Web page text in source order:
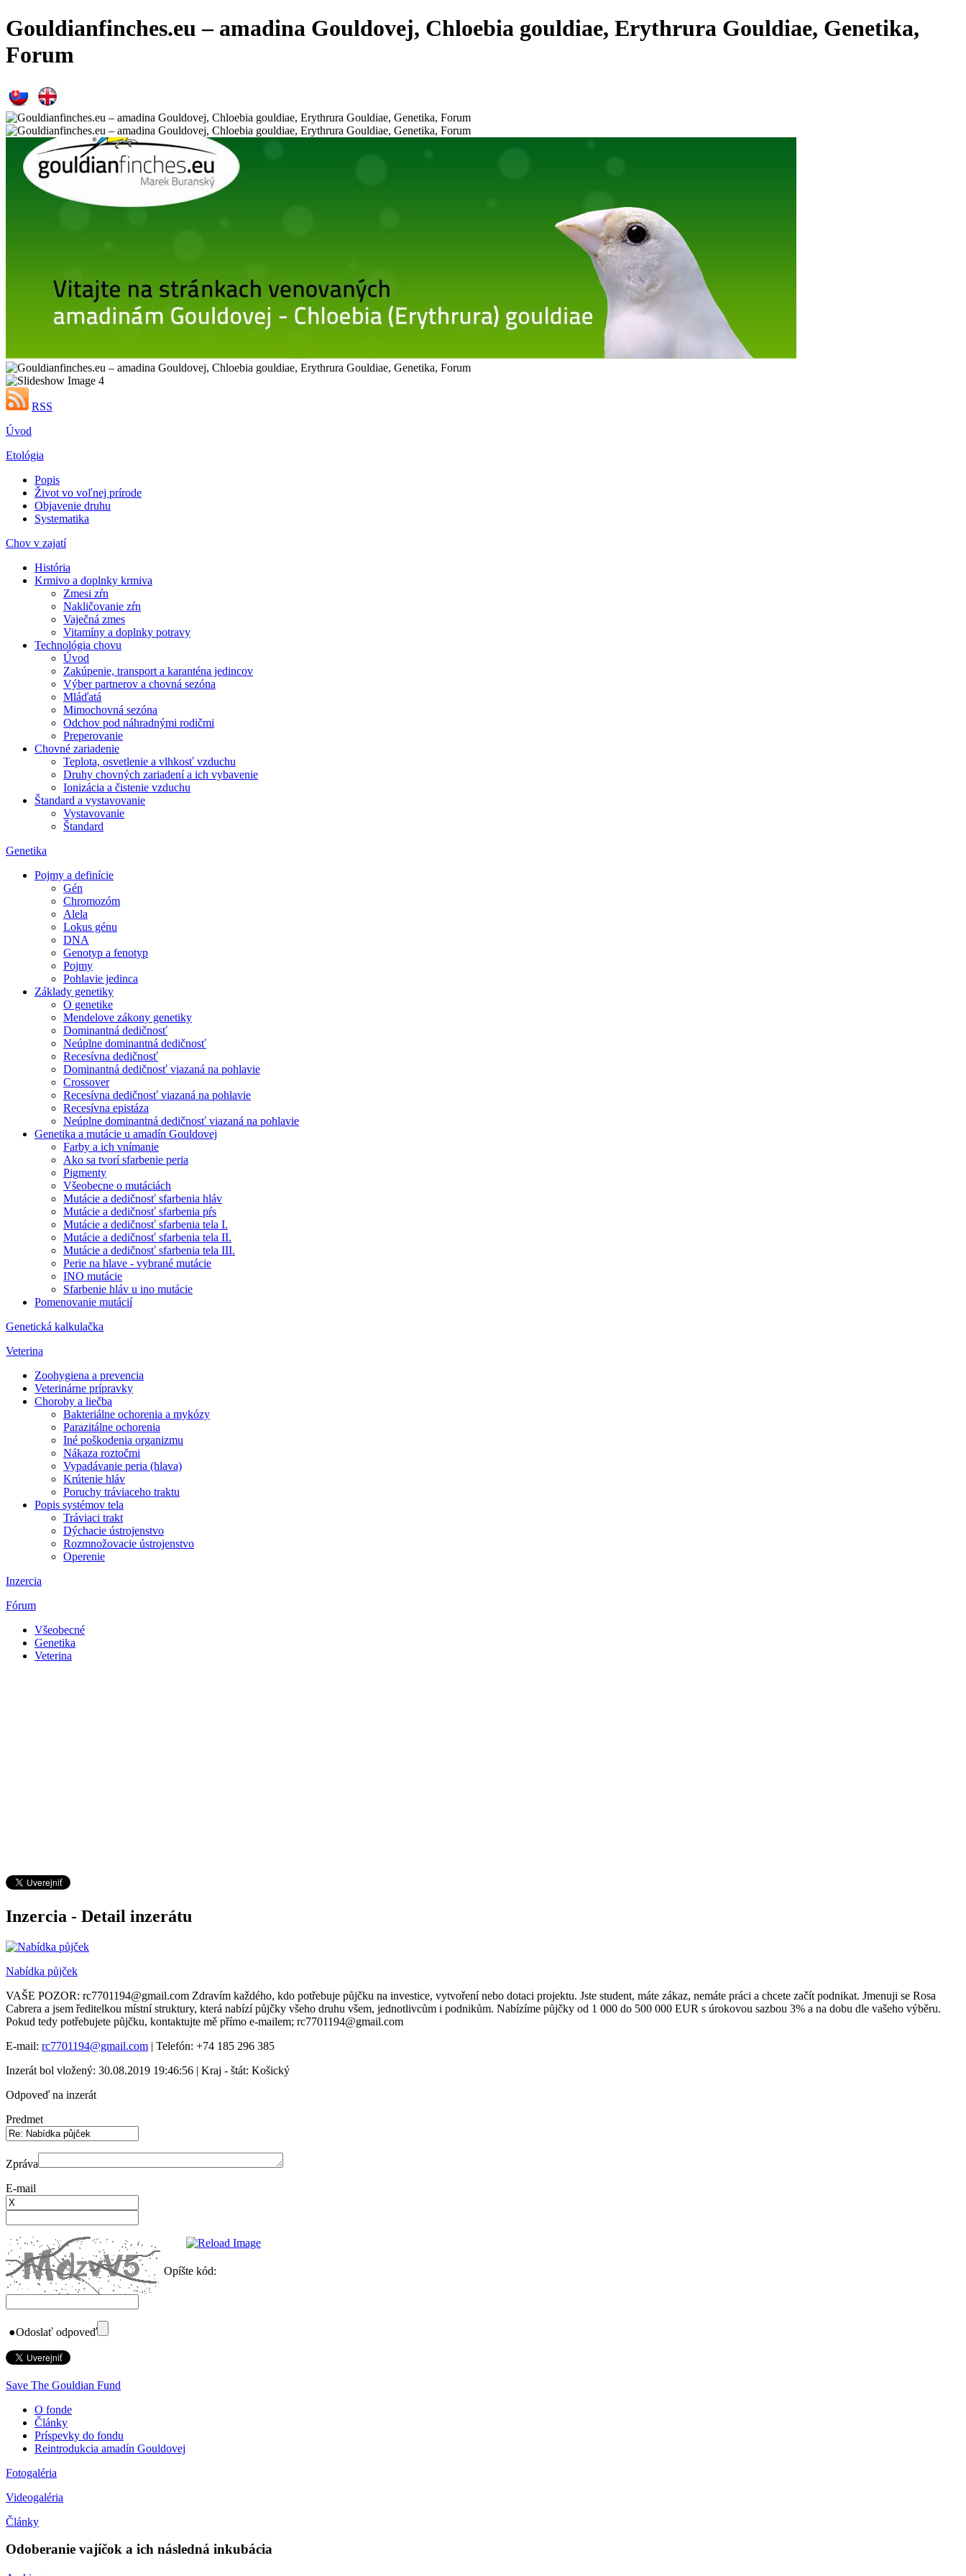
Gouldianfinches.eu – amadina Gouldovej, Chloebia gouldiae, Erythrura Gouldiae, Genetika,
Forum
RSS
Úvod
Etológia
Popis
Život vo voľnej prírode
Objavenie druhu
Systematika
Chov v zajatí
História
Krmivo a doplnky krmiva
Zmesi zŕn
Nakličovanie zŕn
Vaječná zmes
Vitamíny a doplnky potravy
Technológia chovu
Úvod
Zakúpenie, transport a karanténa jedincov
Výber partnerov a chovná sezóna
Mláďatá
Mimochovná sezóna
Odchov pod náhradnými rodičmi
Preperovanie
Chovné zariadenie
Teplota, osvetlenie a vlhkosť vzduchu
Druhy chovných zariadení a ich vybavenie
Ionizácia a čistenie vzduchu
Štandard a vystavovanie
Vystavovanie
Štandard
Genetika
Pojmy a definície
Gén
Chromozóm
Alela
Lokus génu
DNA
Genotyp a fenotyp
Pojmy
Pohlavie jedinca
Základy genetiky
O genetike
Mendelove zákony genetiky
Dominantná dedičnosť
Neúplne dominantná dedičnosť
Recesívna dedičnosť
Dominantná dedičnosť viazaná na pohlavie
Crossover
Recesívna dedičnosť viazaná na pohlavie
Recesívna epistáza
Neúplne dominantná dedičnosť viazaná na pohlavie
Genetika a mutácie u amadín Gouldovej
Farby a ich vnímanie
Ako sa tvorí sfarbenie peria
Pigmenty
Všeobecne o mutáciách
Mutácie a dedičnosť sfarbenia hláv
Mutácie a dedičnosť sfarbenia pŕs
Mutácie a dedičnosť sfarbenia tela I.
Mutácie a dedičnosť sfarbenia tela II.
Mutácie a dedičnosť sfarbenia tela III.
Perie na hlave - vybrané mutácie
INO mutácie
Sfarbenie hláv u ino mutácie
Pomenovanie mutácií
Genetická kalkulačka
Veterina
Zoohygiena a prevencia
Veterinárne prípravky
Choroby a liečba
Bakteriálne ochorenia a mykózy
Parazitálne ochorenia
Iné poškodenia organizmu
Nákaza roztočmi
Vypadávanie peria (hlava)
Krútenie hláv
Poruchy tráviaceho traktu
Popis systémov tela
Tráviaci trakt
Dýchacie ústrojenstvo
Rozmnožovacie ústrojenstvo
Operenie
Inzercia
Fórum
Všeobecné
Genetika
Veterina
Inzercia - Detail inzerátu
Nabídka půjček
VAŠE POZOR: rc7701194@gmail.com Zdravím každého, kdo potřebuje půjčku na investice, vytvoření nebo dotaci projektu. Jste student, máte zákaz, nemáte práci a chcete začít podnikat. Jmenuji se Rosa
Cabrera a jsem ředitelkou místní struktury, která nabízí půjčky všeho druhu všem, jednotlivcům i podnikům. Nabízíme půjčky od 1 000 do 500 000 EUR s úrokovou sazbou 3% a na dobu dle vašeho výběru.
Pokud tedy potřebujete půjčku, kontaktujte mě přímo e-mailem; rc7701194@gmail.com
E-mail: rc7701194@gmail.com | Telefón: +74 185 296 385
Inzerát bol vložený: 30.08.2019 19:46:56 | Kraj - štát: Košický
Odpoveď na inzerát
Predmet
Zpráva
E-mail
Opíšte kód:
●Odoslať odpoveď
Save The Gouldian Fund
O fonde
Články
Príspevky do fondu
Reintrodukcia amadín Gouldovej
Fotogaléria
Videogaléria
Články
Odoberanie vajíčok a ich následná inkubácia